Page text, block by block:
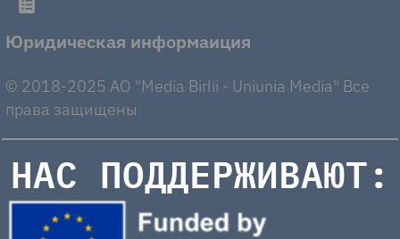
Юридическая информаиция
© 2018-2025 AO "Media Birlii - Uniunia Media" Все
права защищены
НАС ПОДДЕРЖИВАЮТ: